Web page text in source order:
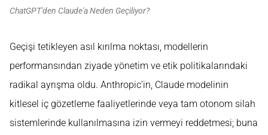
ChatGPT'den Claude'a Neden Geçiliyor?
Geçişi tetikleyen asıl kırılma noktası, modellerin
performansından ziyade yönetim ve etik politikalarındaki
radikal ayrışma oldu. Anthropic’in, Claude modelinin
kitlesel iç gözetleme faaliyetlerinde veya tam otonom silah
sistemlerinde kullanılmasına izin vermeyi reddetmesi; buna